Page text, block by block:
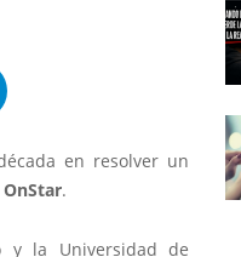
en resolver un
OnStar.
y la Universidad de